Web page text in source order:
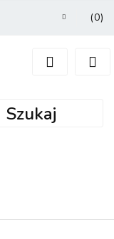
Zarejestruj się
(0)
Szukaj